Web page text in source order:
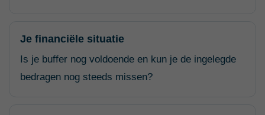
Je financiële situatie
Is je buffer nog voldoende en kun je de ingelegde
bedragen nog steeds missen?